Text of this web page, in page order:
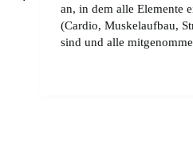
an, in dem alle Elemente
(Cardio, Muskelaufbau,
sind und alle